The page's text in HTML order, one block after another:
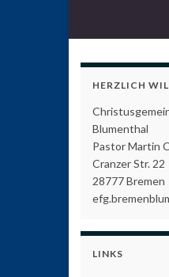
HERZLICH
Blumenthal
Pastor Martin
Cranzer Str. 22
28777 Bremen
LINKS